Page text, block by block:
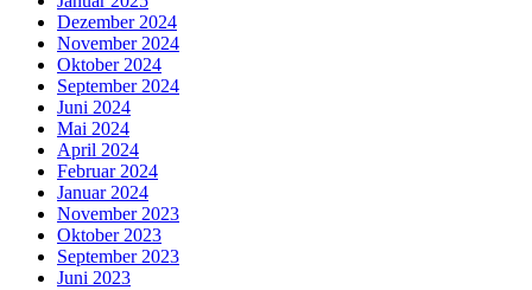
Dezember 2024
November 2024
Oktober 2024
September 2024
Juni 2024
Mai 2024
April 2024
Februar 2024
Januar 2024
November 2023
Oktober 2023
September 2023
Juni 2023